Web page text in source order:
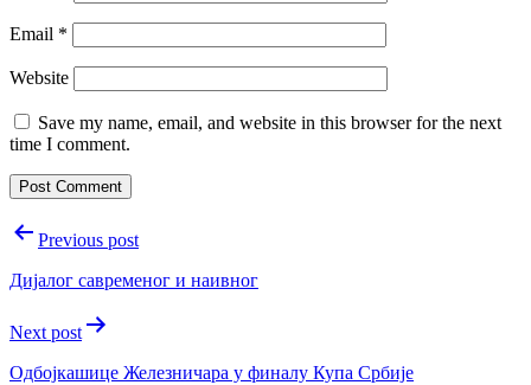
Email *
Website
Save my name, email, and website in this browser for the next
time I comment.
PostPrevious post
Дијалог савременог и наивног
Next post
Одбојкашице Железничара у финалу Купа Србијe